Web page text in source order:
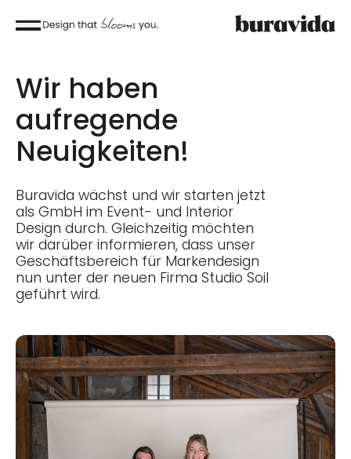
Wir haben
aufregende
Neuigkeiten!
Buravida wächst und wir starten jetzt
als GmbH im Event- und Interior
Design durch. Gleichzeitig möchten
wir darüber informieren, dass unser
Geschäftsbereich für Markendesign
nun unter der neuen Firma Studio Soil
geführt wird.